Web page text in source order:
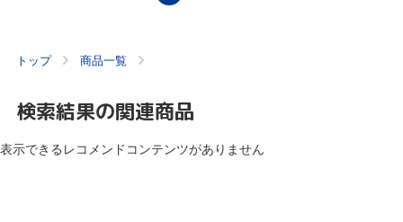
トップ 商品一覧
検索結果の関連商品
表示できるレコメンドコンテンツがありません